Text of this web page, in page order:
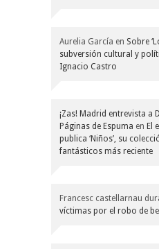
Aurelia García en Sobre
subversión cultural y
Ignacio Castro
¡Zas! Madrid entrevista a
Páginas de Espuma en El
publica ‘Niños’, su
fantásticos más reciente
Francesc castellarnau
víctimas por el robo de